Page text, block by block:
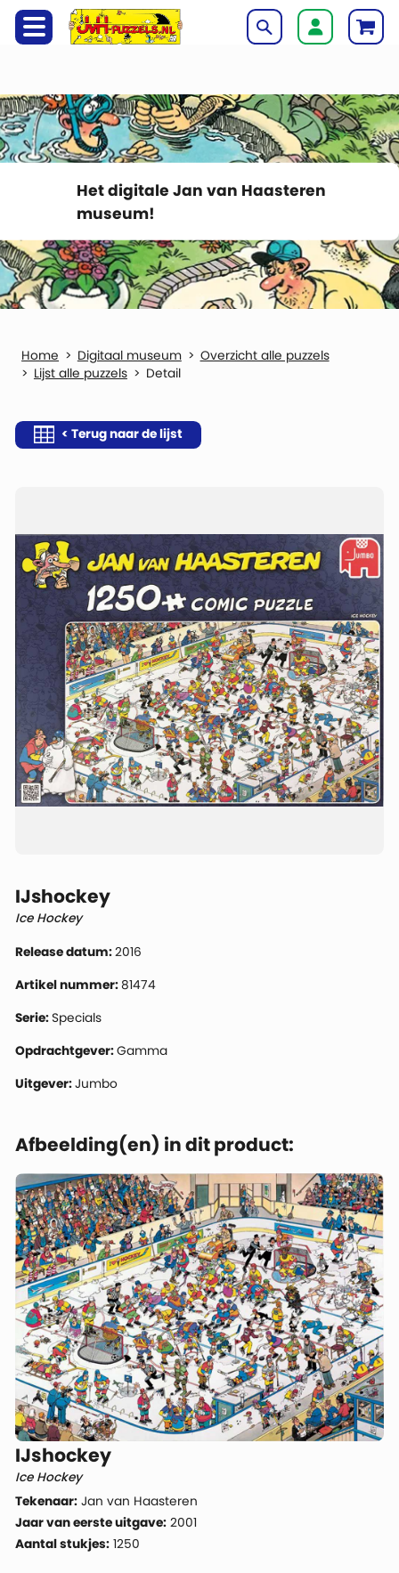
Het digitale Jan van Haasteren
museum!
Digitaal museum
Overzicht alle puzzels
Lijst alle puzzels
Detail
< Terug naar de lijst
IJshockey
Ice Hockey
Release datum:2016
Artikel nummer:81474
Serie: Specials
Opdrachtgever:Gamma
Uitgever:Jumbo
Afbeelding(en) in dit product:
IJshockey
Ice Hockey
Tekenaar: Jan van Haasteren
Jaar van eerste uitgave: 2001
Aantal stukjes: 1250